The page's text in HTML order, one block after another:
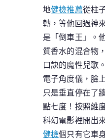
地健檢推薦從柱
轉，等他回過神
是「倒車王」。
質香水的混合物
口訣的魔性兒歌
電子角度儀，臉
只是垂直停在了
點七度！按照維
科幻電影裡開出
健檢個只有它車